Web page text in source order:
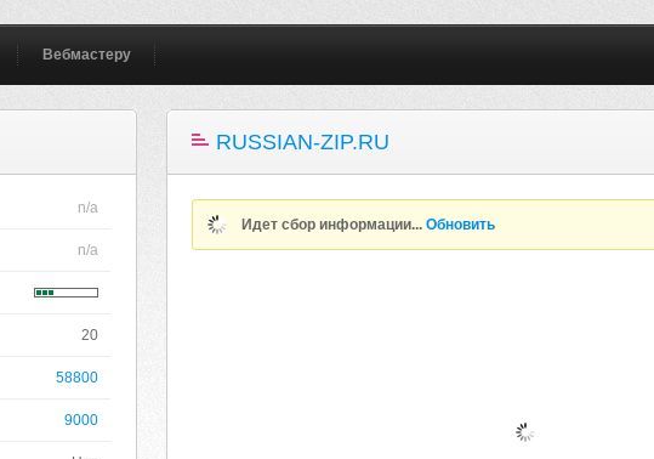
Вебмастеру
n/a
n/a
20
58800
9000
RUSSIAN-ZIP.RU
Идет сбор информации...Обновить